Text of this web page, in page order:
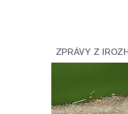
ZPRÁVY Z